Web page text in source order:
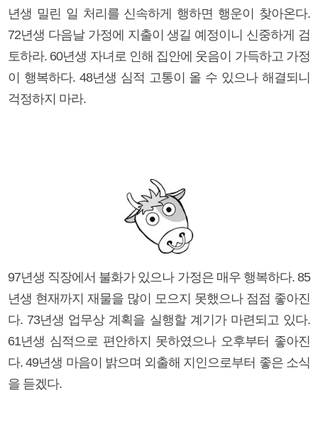
년생 밀린 일 처리를 신속하게 행하면 행운이 찾아온다.
72년생 다음날 가정에 지출이 생길 예정이니 신중하게 검
토하라. 60년생 자녀로 인해 집안에 웃음이 가득하고 가정
이 행복하다. 48년생 심적 고통이 올 수 있으나 해결되니
걱정하지 마라.
97년생 직장에서 불화가 있으나 가정은 매우 행복하다. 85
년생 현재까지 재물을 많이 모으지 못했으나 점점 좋아진
다. 73년생 업무상 계획을 실행할 계기가 마련되고 있다.
61년생 심적으로 편안하지 못하였으나 오후부터 좋아진
다. 49년생 마음이 밝으며 외출해 지인으로부터 좋은 소식
을 듣겠다.